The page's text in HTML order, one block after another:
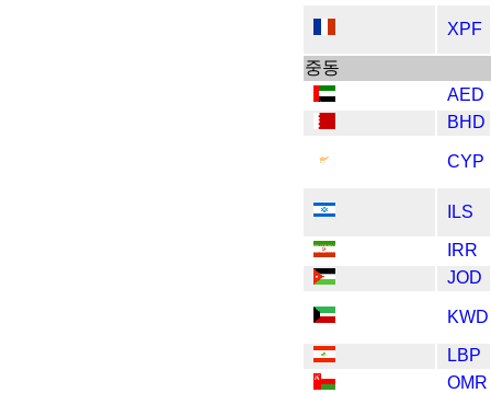
XPF
중동
AED
BHD
CYP
ILS
IRR
JOD
KWD
LBP
OMR